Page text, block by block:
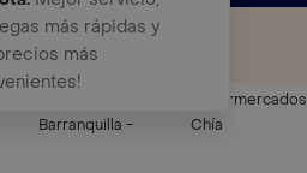
más rápidas y
más
a Domicilio
Barranquilla -
Supermercados
Chía